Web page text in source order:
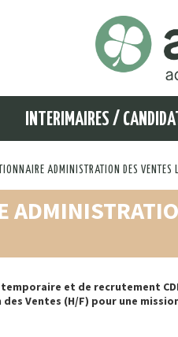
INTERIMAIRES /
ADMINISTRATION DES VENTES
temporaire et de recrutement
Ventes (H/F) pour une